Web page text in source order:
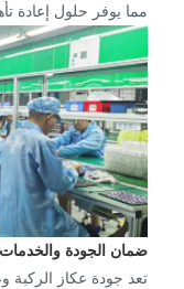
مما يوفر حلول إعادة
ضمان الجودة والخدمات
تعد جودة عكاز الركبة